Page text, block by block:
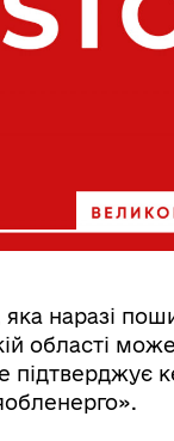
яка наразі
області
підтверджує